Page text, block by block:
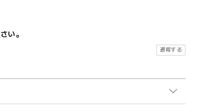
い。
通報する